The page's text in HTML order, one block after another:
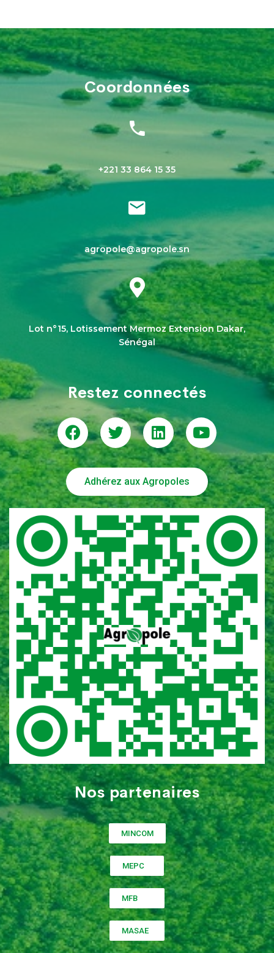
Coordonnées
+221 33 864 15 35
agropole@agropole.sn
Lot n°15, Lotissement Mermoz Extension Dakar,
Sénégal
Restez connectés
Adhérez aux Agropoles
Nos partenaires
MINCOM
MEPC
MFB
MASAE